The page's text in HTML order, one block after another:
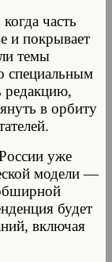
часть
и покрывает
темы
специальным
редакцию,
в орбиту
уже
модели —
будет
включая